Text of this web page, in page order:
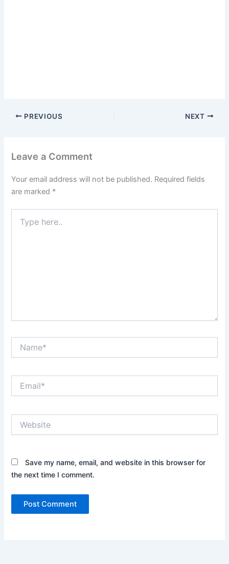
PREVIOUS NEXT
Leave a Comment
Your email address will not be published. Required fields
are marked *
here..
Save my name, email, and website in this browser for
the next time I comment.